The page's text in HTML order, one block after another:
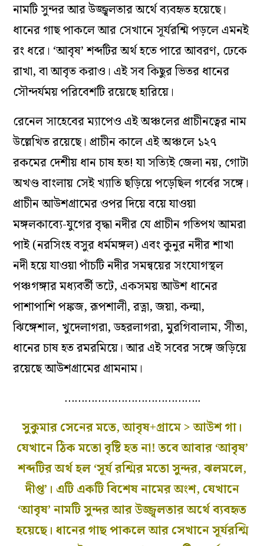
নামটি সুন্দর আর উজ্জ্বলতার অর্থে ব্যবহৃত হয়েছে।
ধানের গাছ পাকলে আর সেখানে সূর্যরশ্মি পড়লে এমনই
রং ধরে। ‘আবৃষ’ শব্দটির অর্থ হতে পারে আবরণ, ঢেকে
রাখা, বা আবৃত করাও। এই সব কিছুর ভিতর ধানের
সৌন্দর্যময় পরিবেশটি রয়েছে হারিয়ে।
রেনেল সাহেবের ম্যাপেও এই অঞ্চলের প্রাচীনত্বের নাম
উল্লেখিত রয়েছে। প্রাচীন কালে এই অঞ্চলে ১২৭
রকমের দেশীয় ধান চাষ হত! যা সত্যিই জেলা নয়, গোটা
অখণ্ড বাংলায় সেই খ্যাতি ছড়িয়ে পড়েছিল গর্বের সঙ্গে।
প্রাচীন আউশগ্রামের ওপর দিয়ে বয়ে যাওয়া
মঙ্গলকাব্যে-যুগের বৃদ্ধা নদীর যে প্রাচীন গতিপথ আমরা
পাই (নরসিংহ বসুর ধর্মমঙ্গল) এবং কুনুর নদীর শাখা
নদী হয়ে যাওয়া পাঁচটি নদীর সমন্বয়ের সংযোগস্থল
পঞ্চগঙ্গার মধ্যবর্তী তটে, একসময় আউশ ধানের
পাশাপাশি পঙ্কজ, রূপশালী, রত্না, জয়া, কল্মা,
ঝিঙ্গেশাল, খুদেলাগরা, ডহরলাগরা, মুরগিবালাম, সীতা,
ধানের চাষ হত রমরমিয়ে। আর এই সবের সঙ্গে জড়িয়ে
রয়েছে আউশগ্রামের গ্রামনাম।
…………………………………..
সুকুমার সেনের মতে, আবৃষ+গ্রামে > আউশ গা।
যেখানে ঠিক মতো বৃষ্টি হত না! তবে আবার ‘আবৃষ’
শব্দটির অর্থ হল ‘সূর্য রশ্মির মতো সুন্দর, ঝলমলে,
দীপ্ত’। এটি একটি বিশেষ নামের অংশ, যেখানে
‘আবৃষ’ নামটি সুন্দর আর উজ্জ্বলতার অর্থে ব্যবহৃত
হয়েছে। ধানের গাছ পাকলে আর সেখানে সূর্যরশ্মি